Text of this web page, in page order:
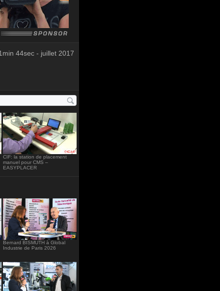
44sec - juillet 2017
CIF: la station de placement
manuel pour CMS –
EASYPLACER
Bernard BISMUTH à Global
Industrie de Paris 2026